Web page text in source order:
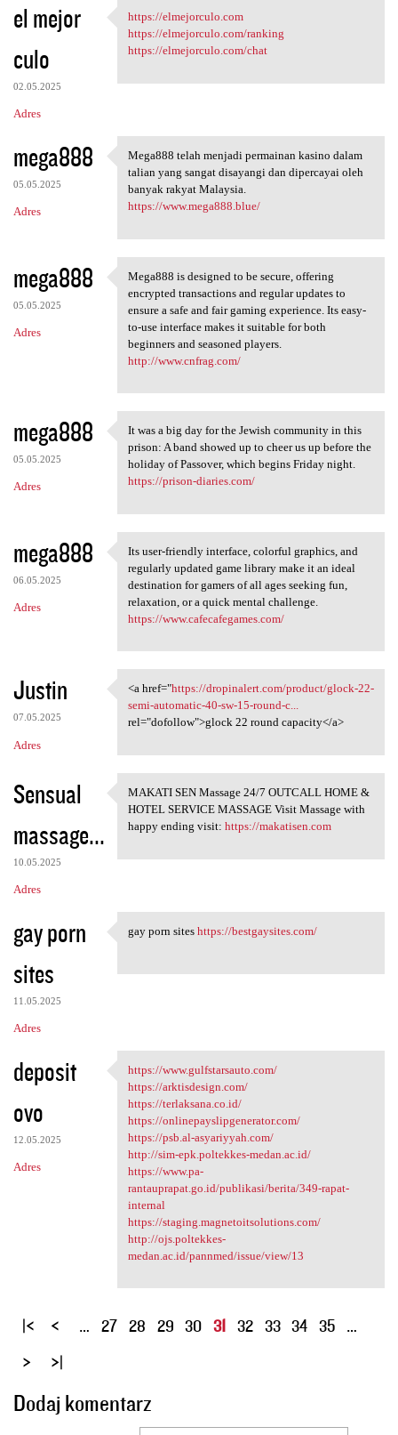
el mejor
culo
02.05.2025
Adres
https://elmejorculo.com
https://elmejorculo.com
https://elmejorculo.com/ranking
https://elmejorculo.com/chat
mega888
05.05.2025
Adres
Mega888 telah menjadi
Mega888 telah menjadi permainan kasino dalam
talian yang sangat disayangi dan dipercayai oleh
banyak rakyat Malaysia.
https://www.mega888.blue/
mega888
05.05.2025
Adres
Mega888 is designed to be
Mega888 is designed to be secure, offering
encrypted transactions and regular updates to
ensure a safe and fair gaming experience. Its easy-
to-use interface makes it suitable for both
beginners and seasoned players.
http://www.cnfrag.com/
mega888
05.05.2025
Adres
It was a big day for the
It was a big day for the Jewish community in this
prison: A band showed up to cheer us up before the
holiday of Passover, which begins Friday night.
https://prison-diaries.com/
mega888
06.05.2025
Adres
Its user-friendly interface,
Its user-friendly interface, colorful graphics, and
regularly updated game library make it an ideal
destination for gamers of all ages seeking fun,
relaxation, or a quick mental challenge.
https://www.cafecafegames.com/
Justin
07.05.2025
Adres
<a href="https://dropinalert
<a href="https://dropinalert.com/product/glock-22-
semi-automatic-40-sw-15-round-c...
rel="dofollow">glock 22 round capacity</a>
Sensual
massage...
10.05.2025
Adres
MAKATI SEN Massage 24/7
MAKATI SEN Massage 24/7 OUTCALL HOME &
HOTEL SERVICE MASSAGE Visit Massage with
happy ending visit: https://makatisen.com
gay porn
sites
11.05.2025
Adres
gay porn sites https:/
gay porn sites https://bestgaysites.com/
deposit
ovo
12.05.2025
Adres
https://www.gulfstarsauto.com
https://www.gulfstarsauto.com/
https://arktisdesign.com/
https://terlaksana.co.id/
https://onlinepayslipgenerator.com/
https://psb.al-asyariyyah.com/
http://sim-epk.poltekkes-medan.ac.id/
https://www.pa-
rantauprapat.go.id/publikasi/berita/349-rapat-
internal
https://staging.magnetoitsolutions.com/
http://ojs.poltekkes-
medan.ac.id/pannmed/issue/view/13
S
o
n
… 27 28 29 30 31 32 33 34 35 …
Dodaj komentarz